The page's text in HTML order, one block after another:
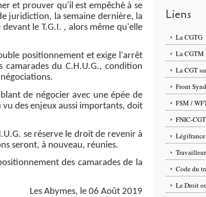
prouver qu'il est empêché à se
juridiction, la semaine dernière, la
le T.G.I. , alors même qu'elle
positionnement et exige l'arrêt
du C.H.U.G., condition
de négocier avec une épée de
des enjeux aussi importants, doit
se réserve le droit de revenir à
seront, à nouveau, réunies.
des camarades de la
Les Abymes, le 06 Août 2019
Liens
La CGTG
La CGTM
La CGT
Front
FSM /
FNIC-CGT
Légifrance
Code du
Le Droit